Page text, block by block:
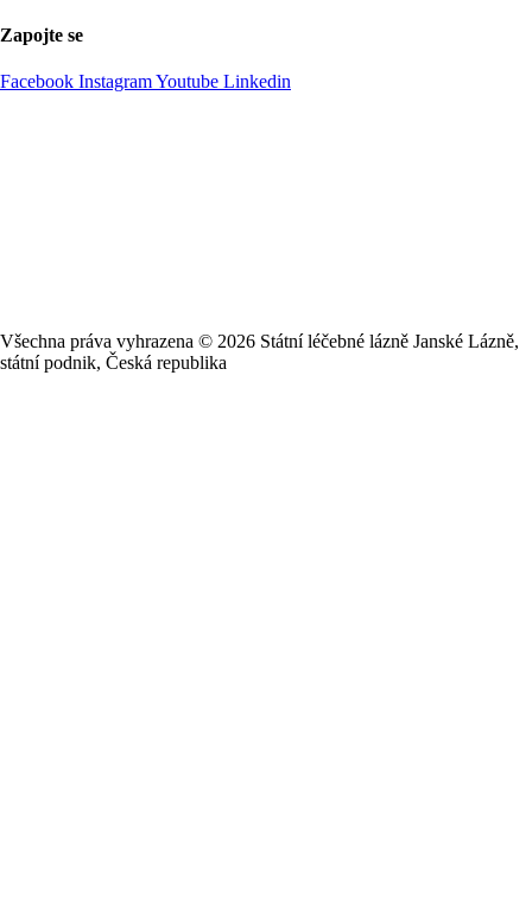
Zapojte se
Facebook InstagramYoutube Linkedin
Všechna práva vyhrazena © 2026 Státní léčebné lázně Janské Lázně,
státní podnik, Česká republika